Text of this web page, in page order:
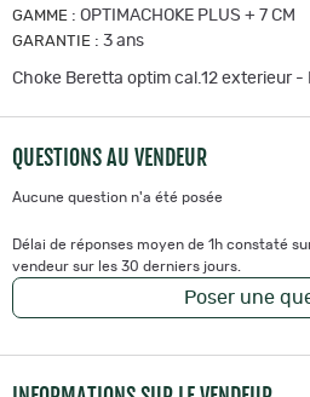
GAMME : OPTIMACHOKE PLUS + 7 CM
GARANTIE : 3 ans
Choke Beretta optim cal.12 exterieur -
QUESTIONS AU VENDEUR
Aucune question n'a été posée
Délai de réponses moyen de 1h constaté
vendeur sur les 30 derniers jours.
Poser une